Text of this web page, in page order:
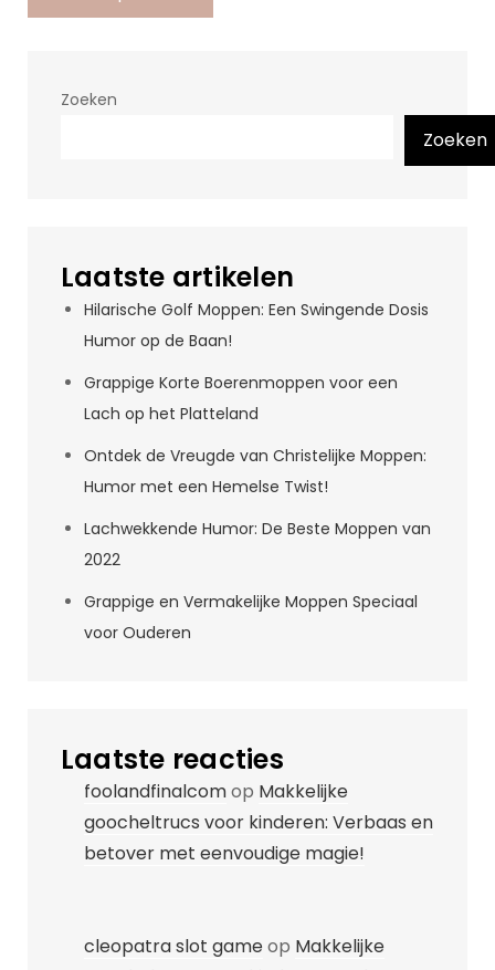
Zoeken
Zoeken
Laatste artikelen
Hilarische Golf Moppen: Een Swingende Dosis
Humor op de Baan!
Grappige Korte Boerenmoppen voor een
Lach op het Platteland
Ontdek de Vreugde van Christelijke Moppen:
Humor met een Hemelse Twist!
Lachwekkende Humor: De Beste Moppen van
2022
Grappige en Vermakelijke Moppen Speciaal
voor Ouderen
Laatste reacties
foolandfinalcomop Makkelijke
goocheltrucs voor kinderen: Verbaas en
betover met eenvoudige magie!
cleopatra slot gameop Makkelijke